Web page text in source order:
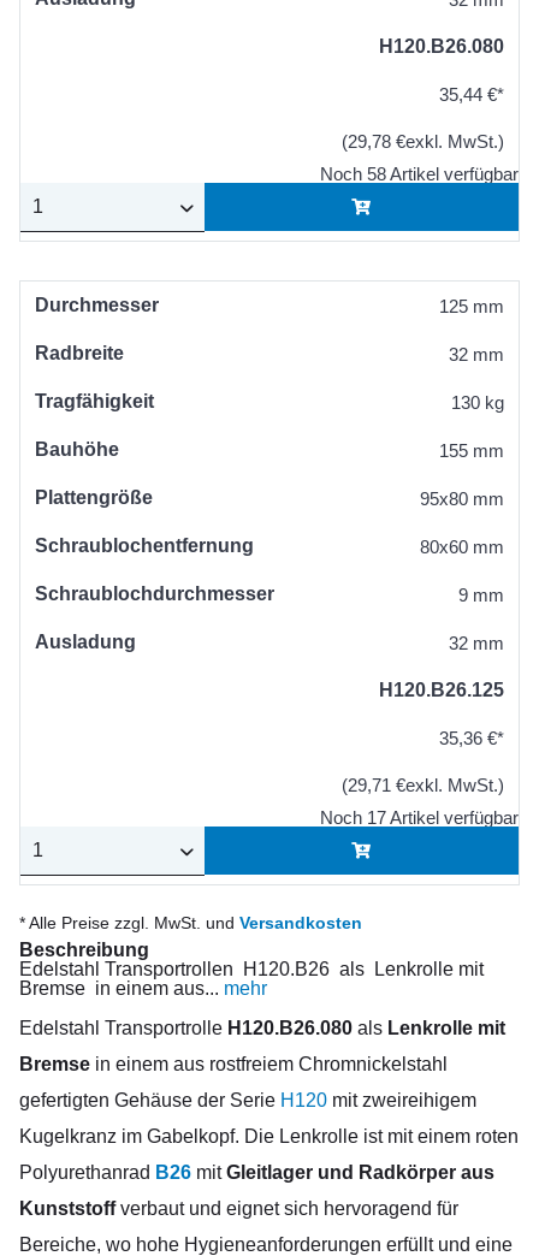
H120.B26.080
35,44 €*
(29,78 €exkl. MwSt.)
Noch 58 Artikel verfügbar
Durchmesser 125 mm
Radbreite 32 mm
Tragfähigkeit 130 kg
Bauhöhe 155 mm
Plattengröße 95x80 mm
Schraublochentfernung 80x60 mm
Schraublochdurchmesser 9 mm
Ausladung 32 mm
H120.B26.125
35,36 €*
(29,71 €exkl. MwSt.)
Noch 17 Artikel verfügbar
* Alle Preise zzgl. MwSt. und Versandkosten
Beschreibung
Edelstahl Transportrollen H120.B26 als Lenkrolle mit
Bremse in einem aus... mehr
Edelstahl Transportrolle H120.B26.080 als Lenkrolle mit
Bremse in einem aus rostfreiem Chromnickelstahl
gefertigten Gehäuse der Serie H120 mit zweireihigem
Kugelkranz im Gabelkopf. Die Lenkrolle ist mit einem roten
Polyurethanrad B26 mitGleitlager und Radkörper aus
Kunststoffverbaut und eignet sich hervoragend für
Bereiche, wo hohe Hygieneanforderungen erfüllt und eine